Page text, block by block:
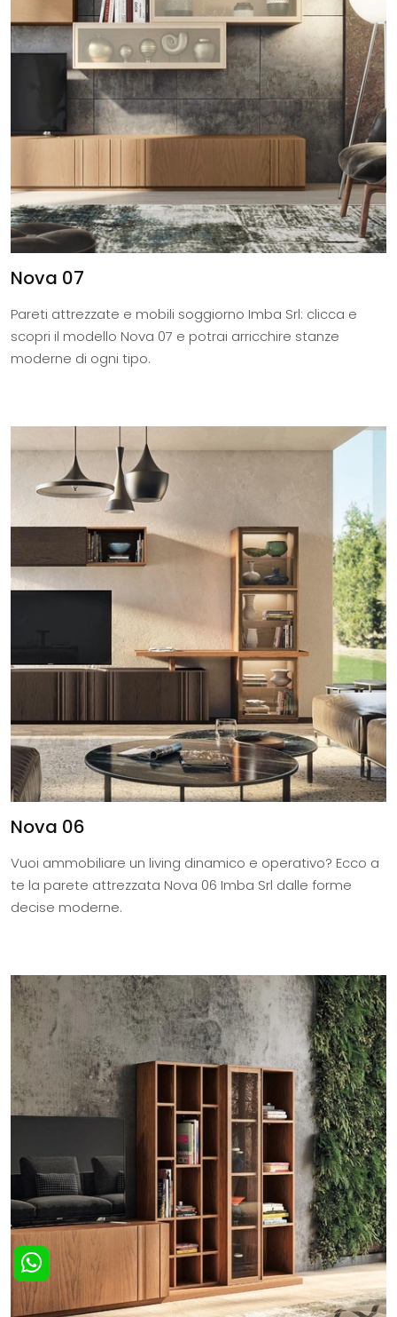
Nova 07
Pareti attrezzate e mobili soggiorno Imba Srl: clicca e
scopri il modello Nova 07 e potrai arricchire stanze
moderne di ogni tipo.
Nova 06
Vuoi ammobiliare un living dinamico e operativo? Ecco a
te la parete attrezzata Nova 06 Imba Srl dalle forme
decise moderne.